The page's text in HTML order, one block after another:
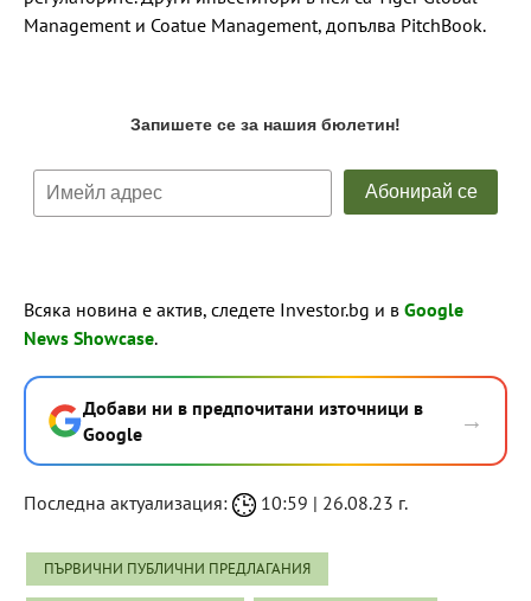
Management и Coatue Management, допълва PitchBook.
Всяка новина е актив, следете Investor.bg и в Google
News Showcase.
Добави ни в предпочитани източници в
Google
→
Последна актуализация: 10:59 | 26.08.23 г.
ПЪРВИЧНИ ПУБЛИЧНИ ПРЕДЛАГАНИЯ